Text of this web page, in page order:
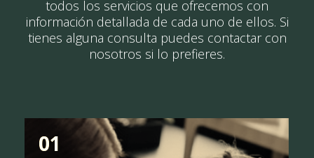
todos los servicios que ofrecemos con
información detallada de cada uno de ellos. Si
tienes alguna consulta puedes contactar con
nosotros si lo prefieres.
01